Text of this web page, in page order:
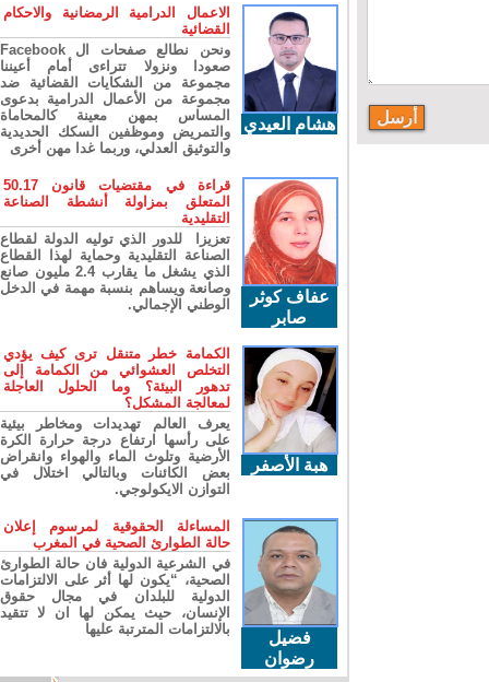
هشام العيدي
الاعمال الدرامية الرمضانية والاحكام
القضائية
ونحن نطالع صفحات ال Facebook
صعودا ونزولا تتراءى أمام أعيننا
مجموعة من الشكايات القضائية ضد
مجموعة من الأعمال الدرامية بدعوى
المساس بمهن معينة كالمحاماة
والتمريض وموظفين السكك الحديدية
والتوثيق العدلي، وربما غدا مهن أخرى
عفاف كوثر
صابر
قراءة في مقتضيات قانون 50.17
المتعلق بمزاولة أنشطة الصناعة
التقليدية
تعزيزا للدور الذي توليه الدولة لقطاع
الصناعة التقليدية وحماية لهذا القطاع
الذي يشغل ما يقارب 2.4 مليون صانع
وصانعة ويساهم بنسبة مهمة في الدخل
الوطني الإجمالي.
هبة الأصفر
الكمامة خطر متنقل ترى كيف يؤدي
التخلص العشوائي من الكمامة إلى
تدهور البيئة؟ وما الحلول العاجلة
لمعالجة المشكل؟
يعرف العالم تهديدات ومخاطر بيئية
على رأسها ارتفاع درجة حرارة الكرة
الأرضية وتلوث الماء والهواء وانقراض
بعض الكائنات وبالتالي اختلال في
التوازن الايكولوجي.
فضيل
رضوان
المساءلة الحقوقية لمرسوم إعلان
حالة الطوارئ الصحية في المغرب
في الشرعية الدولية فان حالة الطوارئ
الصحية، “يكون لها أثر على الالتزامات
الدولية للبلدان في مجال حقوق
الإنسان، حيث يمكن لها ان لا تتقيد
بالالتزامات المترتبة عليها